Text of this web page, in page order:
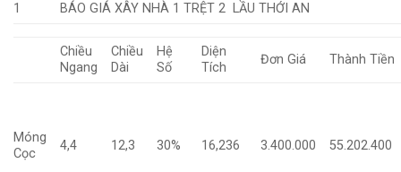
1 BÁO GIÁ XÂY NHÀ 1 TRỆT 2 LẦU THỚI AN
Chiều
Ngang
Chiều
Dài
Hệ
Số
Diện
Tích
Đơn Giá Thành Tiền
Móng
Cọc
4,4 12,3 30% 16,236 3.400.000 55.202.400